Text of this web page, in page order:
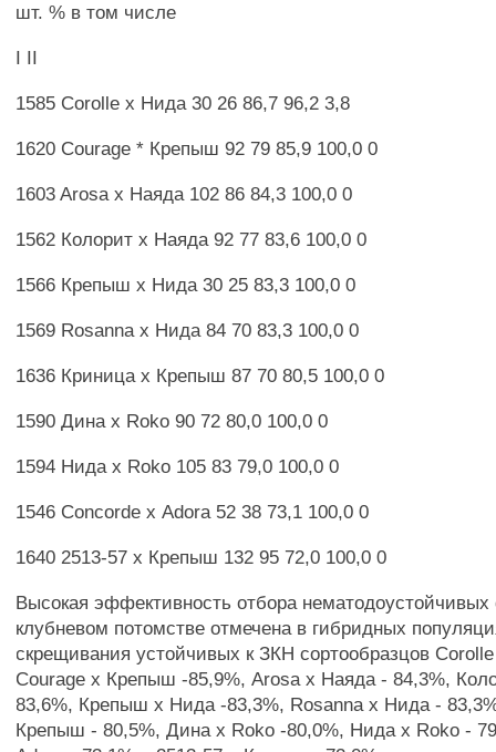
шт. % в том числе
I II
1585 Corolle х Нида 30 26 86,7 96,2 3,8
1620 Courage * Крепыш 92 79 85,9 100,0 0
1603 Arosa х Наяда 102 86 84,3 100,0 0
1562 Колорит х Наяда 92 77 83,6 100,0 0
1566 Крепыш х Нида 30 25 83,3 100,0 0
1569 Rosanna х Нида 84 70 83,3 100,0 0
1636 Криница х Крепыш 87 70 80,5 100,0 0
1590 Дина х Roko 90 72 80,0 100,0 0
1594 Нида х Roko 105 83 79,0 100,0 0
1546 Concorde х Adora 52 38 73,1 100,0 0
1640 2513-57 х Крепыш 132 95 72,0 100,0 0
Высокая эффективность отбора
клубневом потомстве отмечена в гибридных
скрещивания устойчивых к ЗКН сортообразцов
Courage х Крепыш -85,9%, Arosa х Наяда - 84,3%,
83,6%, Крепыш х Нида -83,3%, Rosanna х Нида -
Крепыш - 80,5%, Дина х Roko -80,0%, Нида х Roko -